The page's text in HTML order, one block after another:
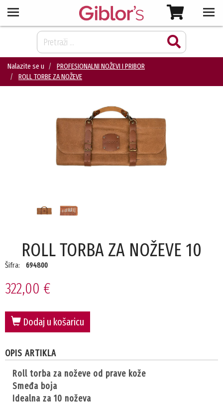
Nalazite se u
PROFESIONALNI NOŽEVI I PRIBOR
ROLL TORBE ZA NOŽEVE
ROLL TORBA ZA NOŽEVE 10
Šifra: 694800
322,00 €
Dodaj u košaricu
OPIS ARTIKLA
roll torba za noževe od prave kože
smeđa boja
idealna za 10 noževa